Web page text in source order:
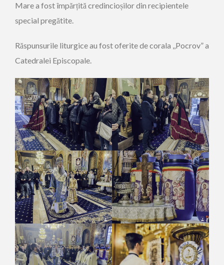
Mare a fost împărțită credincioșilor din recipientele
special pregătite.
Răspunsurile liturgice au fost oferite de corala ,,Pocrov” a
Catedralei Episcopale.